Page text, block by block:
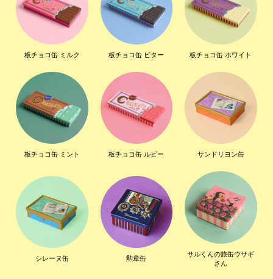
板チョコ缶 ミルク 板チョコ缶 ビター 板チョコ缶 ホワイト
板チョコ缶 ミント 板チョコ缶 ルビー サンドリヨン缶
シレーヌ缶 勲章缶
サルくんの旅缶ウサギ
さん